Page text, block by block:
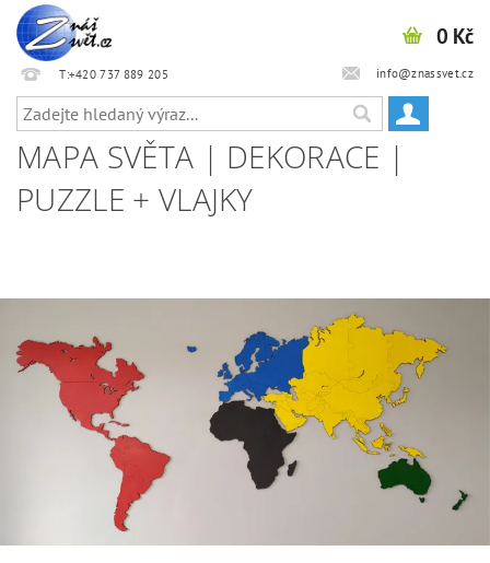
T:+420 737 889 205 info@znassvet.cz
0 Kč
MAPA SVĚTA | DEKORACE |
PUZZLE + VLAJKY